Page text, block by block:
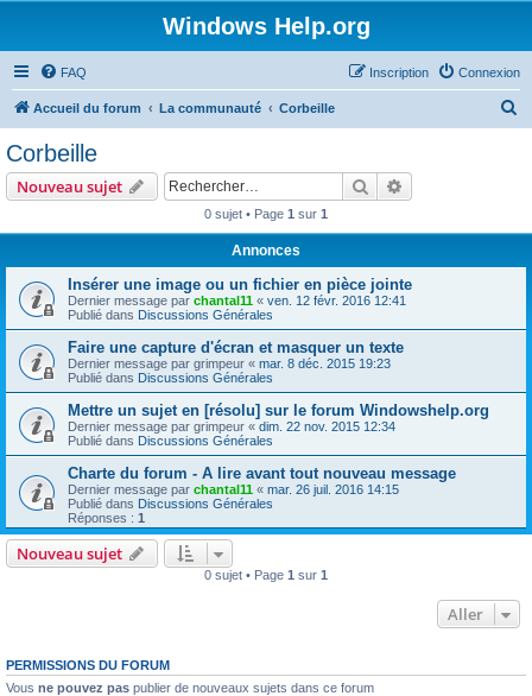
Windows Help.org
FAQ Connexion
Inscription
Accueil du forum La communauté Corbeille
e
Corbeille
Nouveau sujet Rechercher
0 sujet • Page 1 sur 1
Annonces
Insérer une image ou un fichier en pièce jointe
Dernier message par chantal11 « ven. 12 févr. 2016 12:41
Publié dans Discussions Générales
Faire une capture d'écran et masquer un texte
Dernier message par grimpeur « mar. 8 déc. 2015 19:23
Publié dans Discussions Générales
Mettre un sujet en [résolu] sur le forum Windowshelp.org
Dernier message par grimpeur « dim. 22 nov. 2015 12:34
Publié dans Discussions Générales
Charte du forum - A lire avant tout nouveau message
Dernier message par chantal11 « mar. 26 juil. 2016 14:15
Publié dans Discussions Générales
Réponses : 1
Nouveau sujet
0 sujet • Page 1 sur 1
Aller
PERMISSIONS DU FORUM
Vous ne pouvez pas publier de nouveaux sujets dans ce forum